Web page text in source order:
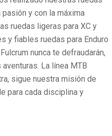
y con la máxima
ruedas ligeras para XC y
y fiables ruedas para Enduro
nunca te defraudarán,
La línea MTB
sigue nuestra misión de
para cada disciplina y